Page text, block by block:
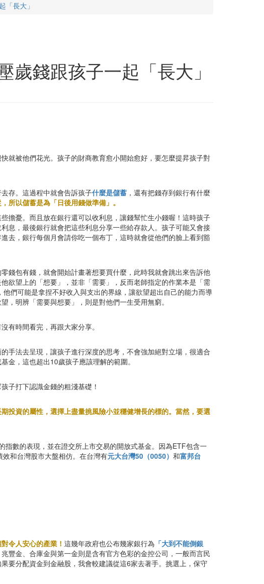
「長大」
錢跟孩子一起「長大」
就被他們花光。孩子的財商教育愈小開始愈好，要怎麼提昇孩子對
存。這過程中就會告訴孩子什麼是儲蓄 ，還有把錢存到銀行有什麼
所以儲蓄是為「日後用錢做準備」。
擔憂。而且放在銀行還可以收利息，讓錢幫忙生小錢喔！這時孩子
息，最後銀行就會把這些利息分享一些給存款人。孩子可能又會接
去，銀行每個月會請你吃一個布丁，這時就會從他們的臉上看到豁
錢包有錢，就會開始計畫著想要買什麼，此時我就會跳出來告訴他
欲望上的「想要」，並非「需要」，反而老師指定的作業本是「需
們可能是拿捏不好收入與支出的界線，讓欲望超出自己的能力而導
明辨「需要與想要」，則是對他們一生受用無窮。
有時間看完，再跟大家分享。
手法去呈現，讓孩子進行深度的思考，不會強加絕對立場，很適合
金，這也超出10歲孩子應該理解的範圍。
子打下認識金錢的粗淺基礎！
投資的屬性，選擇上盡量挑風險小並穩健增長的標的。當然，要選
數的表現，並在證交所上市交易的開放式基金。因為ETF包含一
和台灣股市大盤相仿。在台灣有元大台灣50（0050） 和富邦台
令人安心的產業！ 這幾年政府也公布幾家銀行為 「大到不能倒銀
豐金、合庫金與第一金則是含有官方色彩的金控公司，一般而言民
要分配資金到金融股，我會較建議從這6家去著手。挑選上，保守